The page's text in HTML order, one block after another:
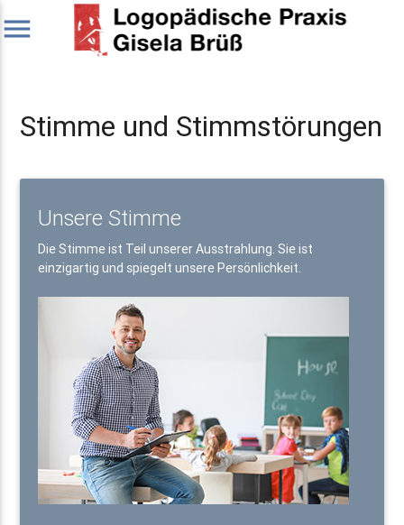
menu
Stimme und Stimmstörungen
Unsere Stimme
Die Stimme ist Teil unserer Ausstrahlung. Sie ist
einzigartig und spiegelt unsere Persönlichkeit.